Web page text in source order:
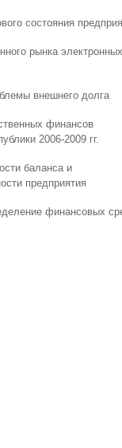
состояния
рынка электронных
внешнего долга
финансов
2006-2009 гг.
баланса и
предприятия
финансовых